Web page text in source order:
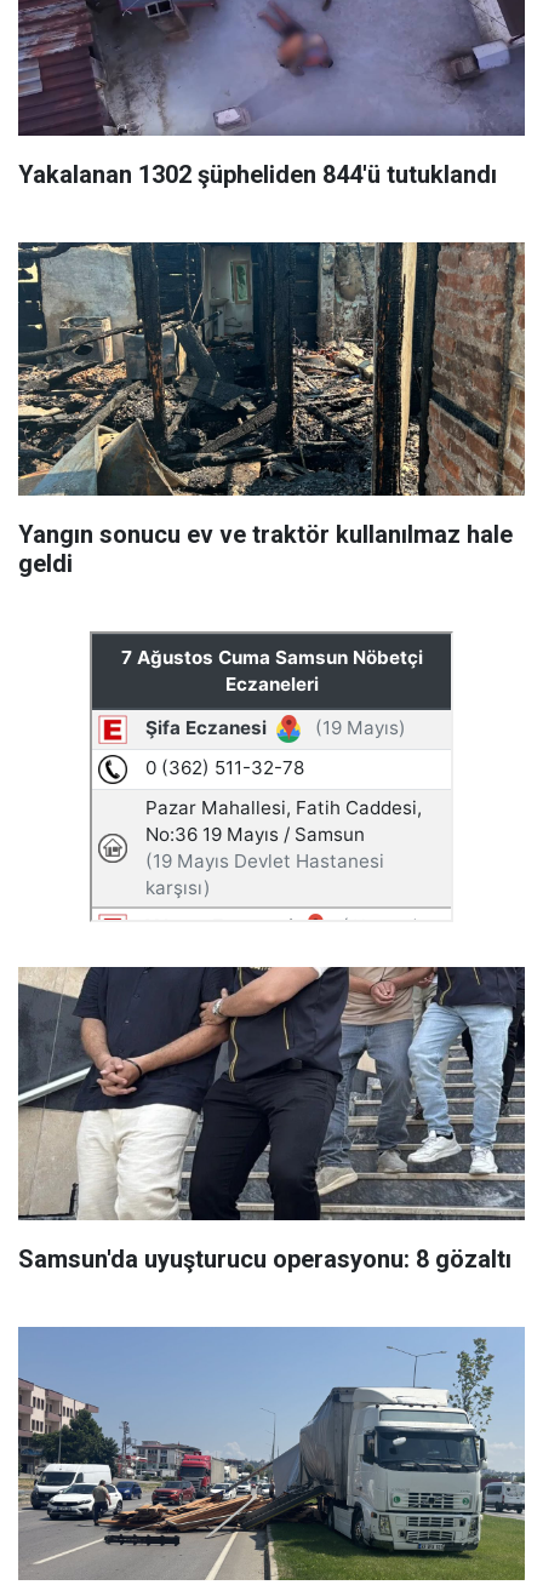
Yakalanan 1302 şüpheliden 844'ü tutuklandı
Yangın sonucu ev ve traktör kullanılmaz hale
geldi
Samsun'da uyuşturucu operasyonu: 8 gözaltı